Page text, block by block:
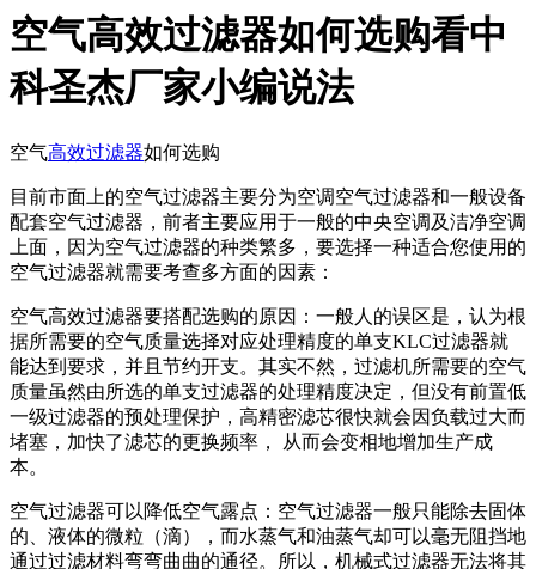
空气高效过滤器如何选购看中
科圣杰厂家小编说法
空气高效过滤器如何选购
目前市面上的空气过滤器主要分为空调空气过滤器和一般设备
配套空气过滤器，前者主要应用于一般的中央空调及洁净空调
上面，因为空气过滤器的种类繁多，要选择一种适合您使用的
空气过滤器就需要考查多方面的因素：
空气高效过滤器要搭配选购的原因：一般人的误区是，认为根
据所需要的空气质量选择对应处理精度的单支KLC过滤器就
能达到要求，并且节约开支。其实不然，过滤机所需要的空气
质量虽然由所选的单支过滤器的处理精度决定，但没有前置低
一级过滤器的预处理保护，高精密滤芯很快就会因负载过大而
堵塞，加快了滤芯的更换频率， 从而会变相地增加生产成
本。
空气过滤器可以降低空气露点：空气过滤器一般只能除去固体
的、液体的微粒（滴），而水蒸气和油蒸气却可以毫无阻挡地
通过过滤材料弯弯曲曲的通径。所以，机械式过滤器无法将其